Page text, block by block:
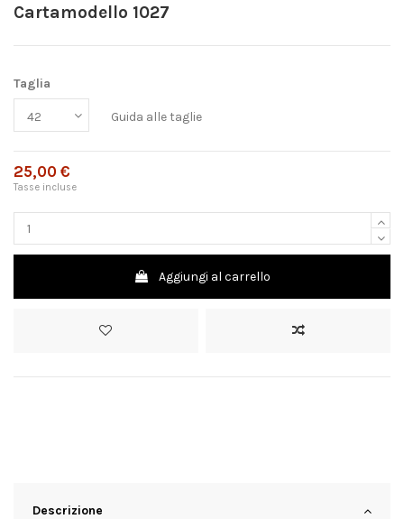
Cartamodello 1027
Taglia
Guida alle taglie
25,00 €
Tasse incluse
Aggiungi al carrello
Descrizione